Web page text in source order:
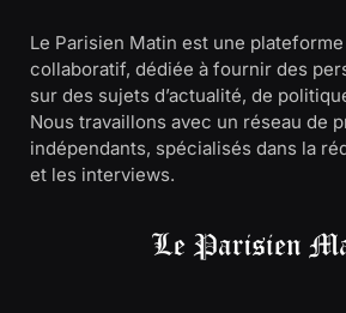
Le Parisien Matin est une
collaboratif, dédiée à fournir des
sur des sujets d’actualité, de
Nous travaillons avec un réseau de
indépendants, spécialisés dans la
et les interviews.